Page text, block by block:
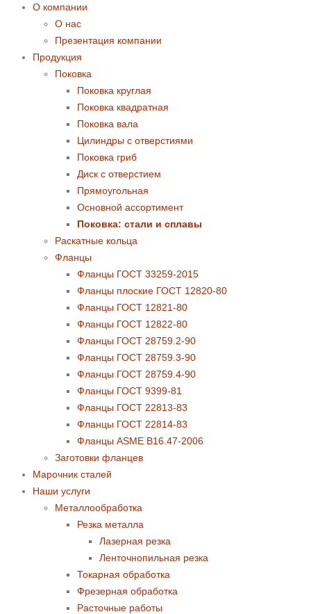
О компании
О нас
Презентация компании
Продукция
Поковка
Поковка круглая
Поковка квадратная
Поковка вала
Цилиндры с отверстиями
Поковка гриб
Диск с отверстием
Прямоугольная
Основной ассортимент
Поковка: cтали и сплавы
Раскатные кольца
Фланцы
Фланцы ГОСТ 33259-2015
Фланцы плоские ГОСТ 12820-80
Фланцы ГОСТ 12821-80
Фланцы ГОСТ 12822-80
Фланцы ГОСТ 28759.2-90
Фланцы ГОСТ 28759.3-90
Фланцы ГОСТ 28759.4-90
Фланцы ГОСТ 9399-81
Фланцы ГОСТ 22813-83
Фланцы ГОСТ 22814-83
Фланцы ASME B16.47-2006
Заготовки фланцев
Марочник сталей
Наши услуги
Металлообработка
Резка металла
Лазерная резка
Ленточнопильная резка
Токарная обработка
Фрезерная обработка
Расточные работы